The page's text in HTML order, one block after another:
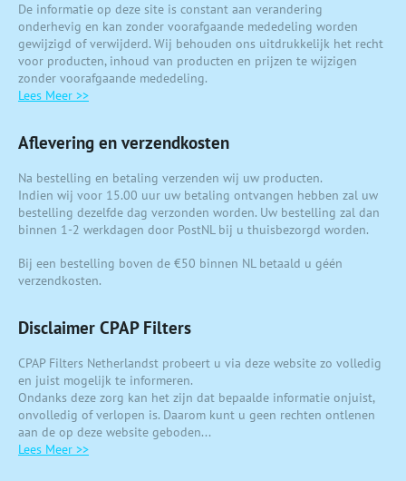
De informatie op deze site is constant aan verandering
onderhevig en kan zonder voorafgaande mededeling worden
gewijzigd of verwijderd. Wij behouden ons uitdrukkelijk het recht
voor producten, inhoud van producten en prijzen te wijzigen
zonder voorafgaande mededeling.
Lees Meer >>
Aflevering en verzendkosten
Na bestelling en betaling verzenden wij uw producten.
Indien wij voor 15.00 uur uw betaling ontvangen hebben zal uw
bestelling dezelfde dag verzonden worden. Uw bestelling zal dan
binnen 1-2 werkdagen door PostNL bij u thuisbezorgd worden.
Bij een bestelling boven de €50 binnen NL betaald u géén
verzendkosten.
Disclaimer CPAP Filters
CPAP Filters Netherlandst probeert u via deze website zo volledig
en juist mogelijk te informeren.
Ondanks deze zorg kan het zijn dat bepaalde informatie onjuist,
onvolledig of verlopen is. Daarom kunt u geen rechten ontlenen
aan de op deze website geboden...
Lees Meer >>